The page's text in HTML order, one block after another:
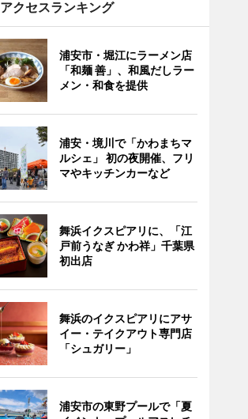
アクセスランキング
浦安市・堀江にラーメン店
「和麺 善」、和風だしラー
メン・和食を提供
浦安・境川で「かわまちマ
ルシェ」 初の夜開催、フリ
マやキッチンカーなど
舞浜イクスピアリに、「江
戸前うなぎ かわ祥」千葉県
初出店
舞浜のイクスピアリにアサ
イー・テイクアウト専門店
「シュガリー」
浦安市の東野プールで「夏